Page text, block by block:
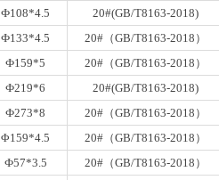
Ф108*4.5 20#(GB/T8163-2018)
Ф133*4.5 20#（GB/T8163-2018）
Ф159*5 20#（GB/T8163-2018）
Ф219*6 20#(GB/T8163-2018)
Ф273*8 20#（GB/T8163-2018）
Φ159*4.5 20#（GB/T8163-2018）
Ф57*3.5 20#（GB/T8163-2018）